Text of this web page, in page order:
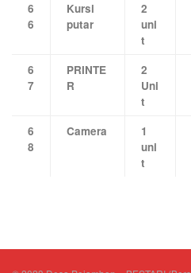
6
6
Kursi
putar
2
uni
t
6
7
PRINTE
R
2
Uni
t
6
8
Camera
1
uni
t